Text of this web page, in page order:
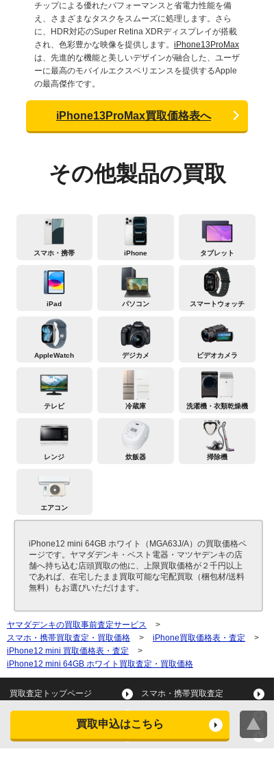
買取申込はこちら
チップによる優れたパフォーマンスと省電力性能を備
え、さまざまなタスクをスムーズに処理します。さら
に、HDR対応のSuper Retina XDRディスプレイが搭載
され、色彩豊かな映像を提供します。 iPhone13ProMax
は、先進的な機能と美しいデザインが融合した、ユーザ
ーに最高のモバイルエクスペリエンスを提供するApple
の最高傑作です。
iPhone13ProMax買取価格表へ
その他製品の買取
スマホ・携帯 iPhone タブレット
iPad パソコン スマートウォッチ
AppleWatch デジカメ ビデオカメラ
テレビ 冷蔵庫 洗濯機・衣類乾燥機
レンジ 炊飯器 掃除機
エアコン
iPhone12 mini 64GB ホワイト（MGA63J/A）の買取価格ペ
ージです。ヤマダデンキ・ベスト電器・マツヤデンキの店
舗へ持ち込む店頭買取の他に、上限買取価格が２千円以上
であれば、在宅したまま買取可能な宅配買取（梱包材/送料
無料）もお選びいただけます。
ヤマダデンキの買取事前査定サービス
>
スマホ・携帯買取査定・買取価格
> iPhone買取価格表・査定
>
iPhone12 mini 買取価格表・査定
>
iPhone12 mini 64GB ホワイト買取査定・買取価格
買取査定トップページ スマホ・携帯買取査定
タブレット買取査定
スマートウォッチ買取査定